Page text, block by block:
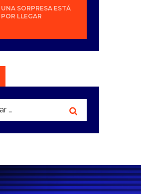
UNA SORPRESA ESTÁ
POR LLEGAR